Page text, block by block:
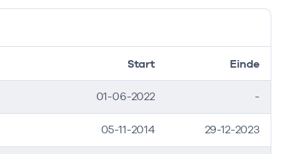
Start Einde
01-06-2022 -
05-11-2014 29-12-2023